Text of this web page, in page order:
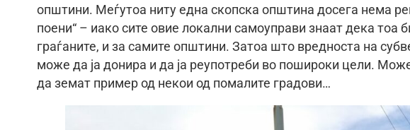
општини. Меѓутоа ниту една скопска општина досега нема
поени“ – иако сите овие локални самоуправи знаат дека тоа
граѓаните, и за самите општини. Затоа што вредноста на
може да ја донира и да ја реупотреби во пошироки цели.
да земат пример од некои од помалите градови…